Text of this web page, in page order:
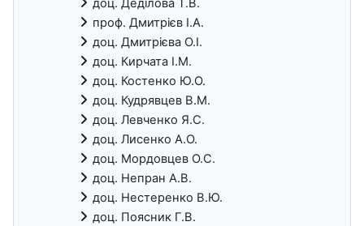
доц. Деділова Т.В.
проф. Дмитрієв І.А.
доц. Дмитрієва О.І.
доц. Кирчата І.М.
доц. Костенко Ю.О.
доц. Кудрявцев В.М.
доц. Левченко Я.С.
доц. Лисенко А.О.
доц. Мордовцев О.С.
доц. Непран А.В.
доц. Нестеренко В.Ю.
доц. Поясник Г.В.